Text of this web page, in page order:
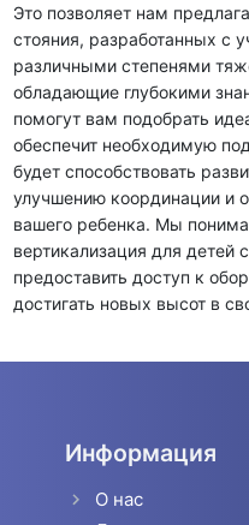
Это позволяет нам
стояния, разработанных с
различными степенями
обладающие глубокими
помогут вам подобрать
обеспечит необходимую
будет способствовать
улучшению координации и
вашего ребенка. Мы
вертикализация для
предоставить доступ к
достигать новых высот в
Информация
О нас